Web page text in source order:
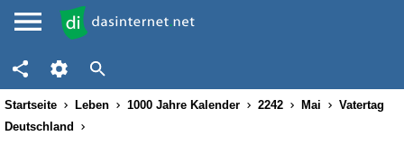
Startseite Leben 1000 Jahre Kalender 2242 Mai
Vatertag
Deutschland